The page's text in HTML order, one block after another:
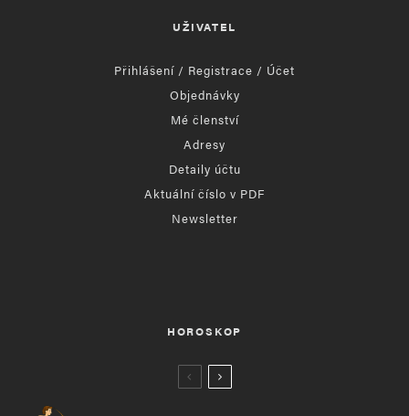
UŽIVATEL
Přihlášení / Registrace / Účet
Objednávky
Mé členství
Adresy
Detaily účtu
Aktuální číslo v PDF
Newsletter
HOROSKOP